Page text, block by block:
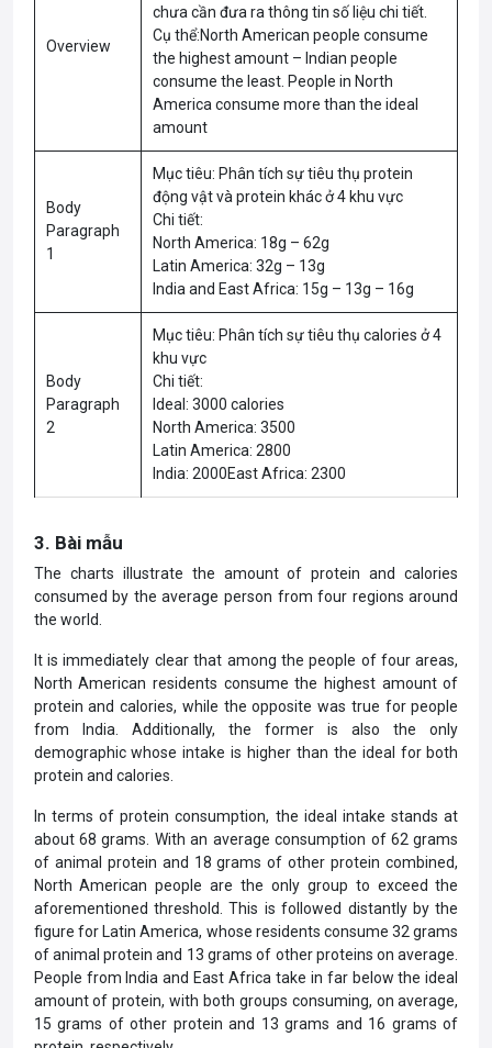
Overview
chưa cần đưa ra thông tin số liệu chi tiết.
Cụ thể:North American people consume
the highest amount – Indian people
consume the least. People in North
America consume more than the ideal
amount
Body
Paragraph
1
Mục tiêu: Phân tích sự tiêu thụ protein
động vật và protein khác ở 4 khu vực
Chi tiết:
North America: 18g – 62g
Latin America: 32g – 13g
India and East Africa: 15g – 13g – 16g
Body
Paragraph
2
Mục tiêu: Phân tích sự tiêu thụ calories ở 4
khu vực
Chi tiết:
Ideal: 3000 calories
North America: 3500
Latin America: 2800
India: 2000East Africa: 2300
3. Bài mẫu
The charts illustrate the amount of protein and calories
consumed by the average person from four regions around
the world.
It is immediately clear that among the people of four areas,
North American residents consume the highest amount of
protein and calories, while the opposite was true for people
from India. Additionally, the former is also the only
demographic whose intake is higher than the ideal for both
protein and calories.
In terms of protein consumption, the ideal intake stands at
about 68 grams. With an average consumption of 62 grams
of animal protein and 18 grams of other protein combined,
North American people are the only group to exceed the
aforementioned threshold. This is followed distantly by the
figure for Latin America, whose residents consume 32 grams
of animal protein and 13 grams of other proteins on average.
People from India and East Africa take in far below the ideal
amount of protein, with both groups consuming, on average,
15 grams of other protein and 13 grams and 16 grams of